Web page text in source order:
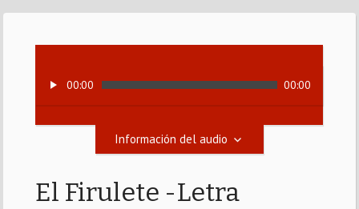
00:00 00:00
Información del audio
El Firulete -Letra